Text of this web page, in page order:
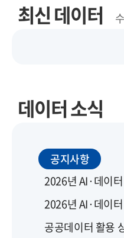
최신 데이터
데이터 소식
공지사항